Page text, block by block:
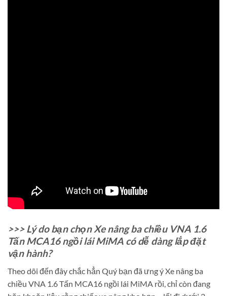
>>> Lý do bạn chọn Xe nâng ba chiều VNA 1.6
Tấn MCA16 ngồi lái MiMA có dễ dàng lắp đặt
vận hành?
Theo dõi đến đây chắc hẳn Quý bạn đã ưng ý Xe nâng ba
chiều VNA 1.6 Tấn MCA16 ngồi lái MiMA rồi, chỉ còn đang